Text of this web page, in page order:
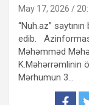
May 17, 2026 /
“Nuh.az”
edib.
Məhəmməd
K.Məhərrəmlinin
Mərhumun 3…